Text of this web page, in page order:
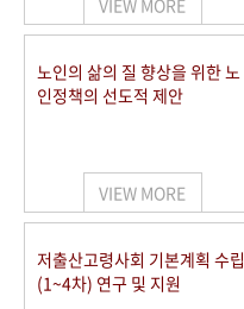
노인의 삶의 질 향상을 위한 노
인정책의 선도적 제안
VIEW MORE
저출산고령사회 기본계획 수립
(1~4차) 연구 및 지원